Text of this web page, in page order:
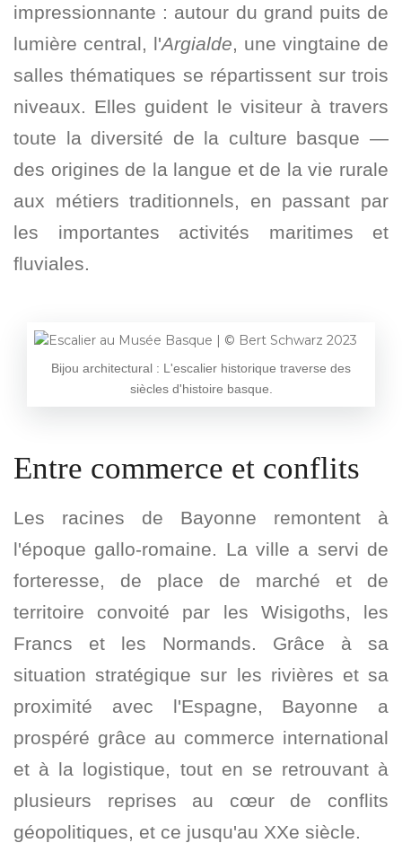
impressionnante : autour du grand puits de
lumière central, l'Argialde, une vingtaine de
salles thématiques se répartissent sur trois
niveaux. Elles guident le visiteur à travers
toute la diversité de la culture basque —
des origines de la langue et de la vie rurale
aux métiers traditionnels, en passant par
les importantes activités maritimes et
fluviales.
Bijou architectural : L'escalier historique traverse des
siècles d'histoire basque.
Entre commerce et conflits
Les racines de Bayonne remontent à
l'époque gallo-romaine. La ville a servi de
forteresse, de place de marché et de
territoire convoité par les Wisigoths, les
Francs et les Normands. Grâce à sa
situation stratégique sur les rivières et sa
proximité avec l'Espagne, Bayonne a
prospéré grâce au commerce international
et à la logistique, tout en se retrouvant à
plusieurs reprises au cœur de conflits
géopolitiques, et ce jusqu'au XXe siècle.